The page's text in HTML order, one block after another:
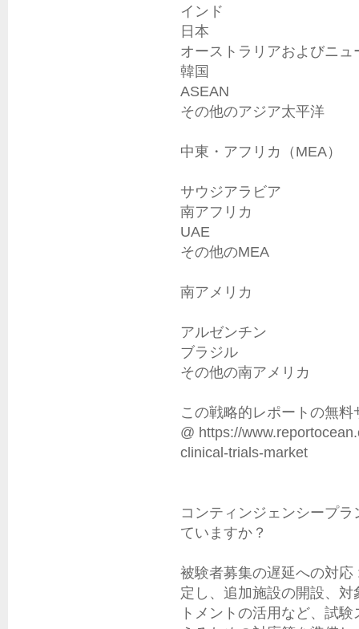
インド
日本
オーストラリアおよびニュ
韓国
ASEAN
その他のアジア太平洋
中東・アフリカ（MEA）
サウジアラビア
南アフリカ
UAE
その他のMEA
南アメリカ
アルゼンチン
ブラジル
その他の南アメリカ
この戦略的レポートの無
@ https://
clinical-trials-market
コンティンジェンシープ
ていますか？
被験者募集の遅延への対
定し、追加施設の開設、
トメントの活用など、試